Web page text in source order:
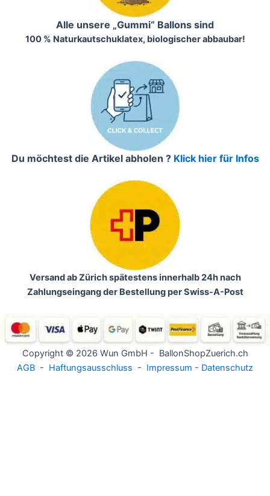
Alle unsere „Gummi“ Ballons sind
100 % Naturkautschuklatex, biologischer abbaubar!
Du möchtest die Artikel abholen ? Klick hier für Infos
Versand ab Zürich spätestens innerhalb 24h nach
Zahlungseingang der Bestellung per Swiss-A-Post
Copyright © 2026 Wun GmbH - BallonShopZuerich.ch
AGB - Haftungsausschluss - Impressum - Datenschutz